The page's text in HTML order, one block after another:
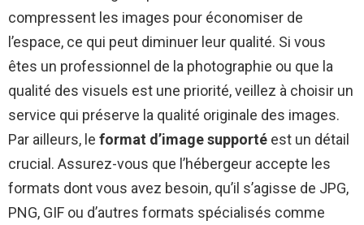
compressent les images pour économiser de
l’espace, ce qui peut diminuer leur qualité. Si vous
êtes un professionnel de la photographie ou que la
qualité des visuels est une priorité, veillez à choisir un
service qui préserve la qualité originale des images.
Par ailleurs, le format d’image supporté est un détail
crucial. Assurez-vous que l’hébergeur accepte les
formats dont vous avez besoin, qu’il s’agisse de JPG,
PNG, GIF ou d’autres formats spécialisés comme